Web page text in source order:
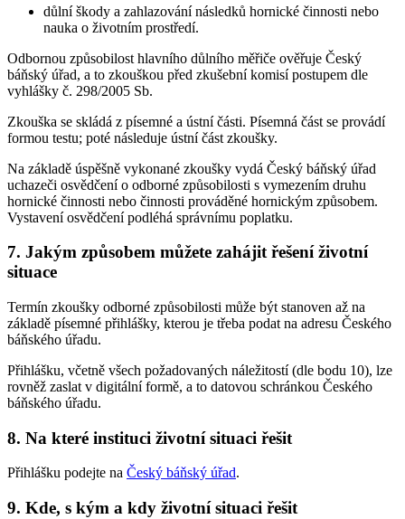
důlní škody a zahlazování následků hornické činnosti nebo
nauka o životním prostředí.
Odbornou způsobilost hlavního důlního měřiče ověřuje Český
báňský úřad, a to zkouškou před zkušební komisí postupem dle
vyhlášky č. 298/2005 Sb.
Zkouška se skládá z písemné a ústní části. Písemná část se provádí
formou testu; poté následuje ústní část zkoušky.
Na základě úspěšně vykonané zkoušky vydá Český báňský úřad
uchazeči osvědčení o odborné způsobilosti s vymezením druhu
hornické činnosti nebo činnosti prováděné hornickým způsobem.
Vystavení osvědčení podléhá správnímu poplatku.
7. Jakým způsobem můžete zahájit řešení životní
situace
Termín zkoušky odborné způsobilosti může být stanoven až na
základě písemné přihlášky, kterou je třeba podat na adresu Českého
báňského úřadu.
Přihlášku, včetně všech požadovaných náležitostí (dle bodu 10), lze
rovněž zaslat v digitální formě, a to datovou schránkou Českého
báňského úřadu.
8. Na které instituci životní situaci řešit
Přihlášku podejte na Český báňský úřad.
9. Kde, s kým a kdy životní situaci řešit